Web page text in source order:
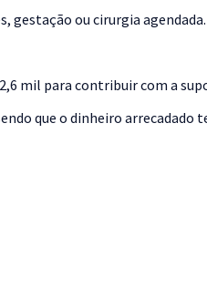
gestação ou cirurgia agendada.
mil para contribuir com a
que o dinheiro